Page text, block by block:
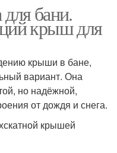
бани.
крыш для
крыши в бане,
вариант. Она
но надёжной,
от дождя и снега.
крышей